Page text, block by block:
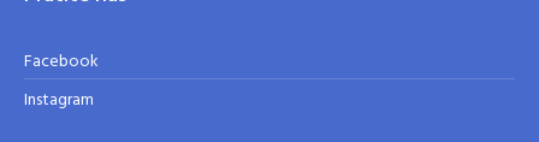
Facebook
Instagram